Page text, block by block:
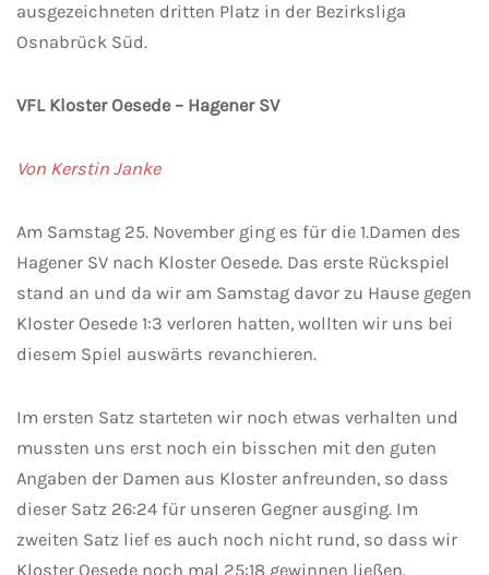
ausgezeichneten dritten Platz in der Bezirksliga
Osnabrück Süd.
VFL Kloster Oesede – Hagener SV
Von Kerstin Janke
Am Samstag 25. November ging es für die 1.Damen des
Hagener SV nach Kloster Oesede. Das erste Rückspiel
stand an und da wir am Samstag davor zu Hause gegen
Kloster Oesede 1:3 verloren hatten, wollten wir uns bei
diesem Spiel auswärts revanchieren.
Im ersten Satz starteten wir noch etwas verhalten und
mussten uns erst noch ein bisschen mit den guten
Angaben der Damen aus Kloster anfreunden, so dass
dieser Satz 26:24 für unseren Gegner ausging. Im
zweiten Satz lief es auch noch nicht rund, so dass wir
Kloster Oesede noch mal 25:18 gewinnen ließen.